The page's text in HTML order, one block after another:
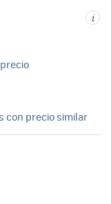
i
con precio similar